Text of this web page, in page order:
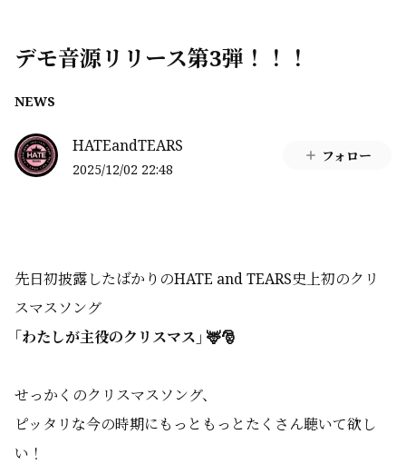
デモ音源リリース第3弾！！！
NEWS
HATEandTEARS
2025/12/02 22:48
フォロー
先日初披露したばかりのHATE and TEARS史上初のクリ
スマスソング
｢わたしが主役のクリスマス｣ 🦌🎅
せっかくのクリスマスソング、
ピッタリな今の時期にもっともっとたくさん聴いて欲し
い！